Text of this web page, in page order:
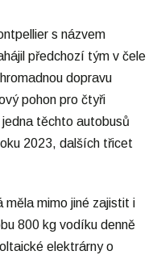
s názvem
předchozí tým v čele
dopravu
pohon pro čtyři
těchto autobusů
2023, dalších třicet
měla mimo jiné zajistit i
800 kg vodíku denně
elektrárny o